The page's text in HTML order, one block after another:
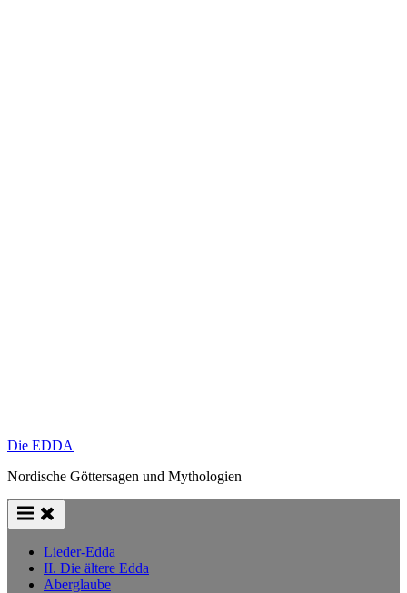
Die EDDA
Nordische Göttersagen und Mythologien
Lieder-Edda
II. Die ältere Edda
Aberglaube